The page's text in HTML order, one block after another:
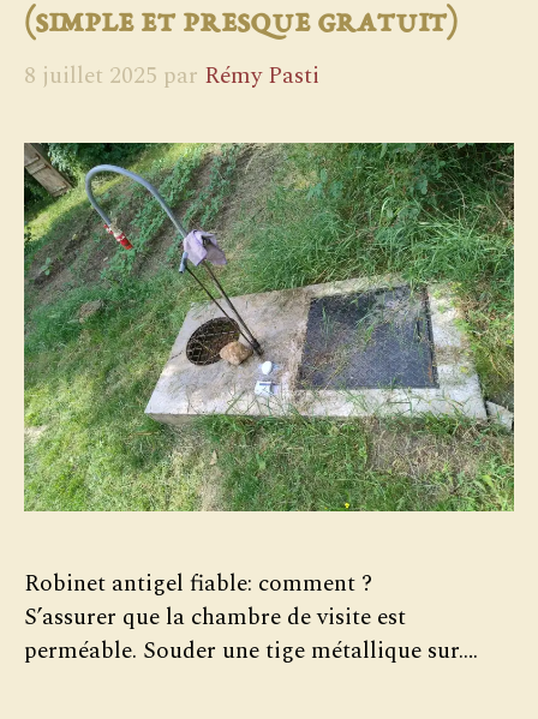
(simple et presque gratuit)
8 juillet 2025 par Rémy Pasti
Robinet antigel fiable: comment ?
S’assurer que la chambre de visite est
perméable. Souder une tige métallique sur….